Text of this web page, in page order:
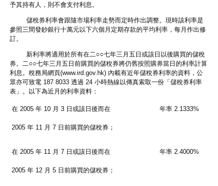
予其持有人，則不會支付利息。
儲稅券利率會跟隨市場利率走勢而定時作出調整。現時該利率是
參照三間發鈔銀行十萬元以下六個月定期存款的平均利率，每月作出修
訂。
新利率將適用於所有在二○○七年三月五日或該日以後購買的儲稅
券。二○○七年三月五日前購買的儲稅券將仍舊按照購券當日的利率計算
利息。稅務局網頁(www.ird.gov.hk) 內載有近年儲稅券利率的資料，公
眾亦可致電 187 8033 透過 24 小時熱線以傳真索取一份「儲稅券利率
表」。以下為近月的利率資料：
在 2005 年 10 月 3 日或該日後而在
2005 年 11 月 7 日前購買的儲稅券；
年率 2.1333%
在 2005 年 11 月 7 日或該日後而在
2005 年 12 月 5 日前購買的儲稅券；
年率 2.4000%